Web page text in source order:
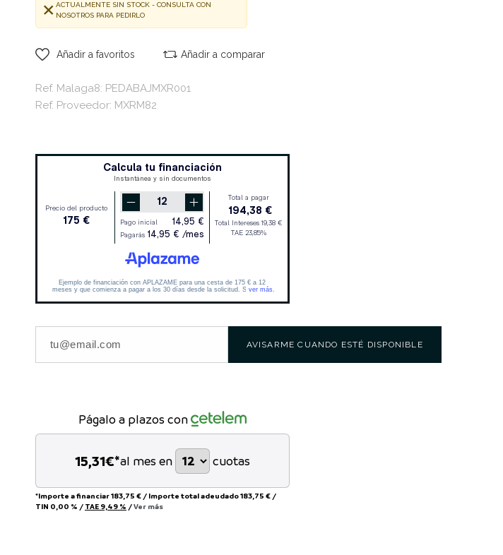
ACTUALMENTE SIN STOCK - CONSULTA CON
NOSOTROS PARA PEDIRLO
Añadir a favoritos Añadir a comparar
Ref. Malaga8: PEDABAJMXR001
Ref. Proveedor: MXRM82
AVISARME CUANDO ESTÉ DISPONIBLE
Págalo a plazos con
15,31€*al mes en cuotas
*Importe a financiar183,75 € / Importe total adeudado183,75 € /
TIN 0,00 % / TAE 9,49 % /Ver más